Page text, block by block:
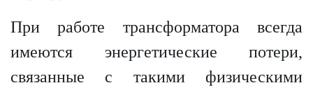
При работе трансформатора всегда
имеются энергетические потери,
связанные с такими физическими